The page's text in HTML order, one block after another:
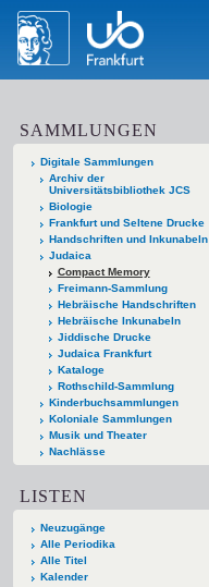
SAMMLUNGEN
Digitale Sammlungen
Archiv der
Universitätsbibliothek JCS
Biologie
Frankfurt und Seltene Drucke
Handschriften und Inkunabeln
Judaica
Compact Memory
Freimann-Sammlung
Hebräische Handschriften
Hebräische Inkunabeln
Jiddische Drucke
Judaica Frankfurt
Kataloge
Rothschild-Sammlung
Kinderbuchsammlungen
Koloniale Sammlungen
Musik und Theater
Nachlässe
LISTEN
Neuzugänge
Alle Periodika
Alle Titel
Kalender